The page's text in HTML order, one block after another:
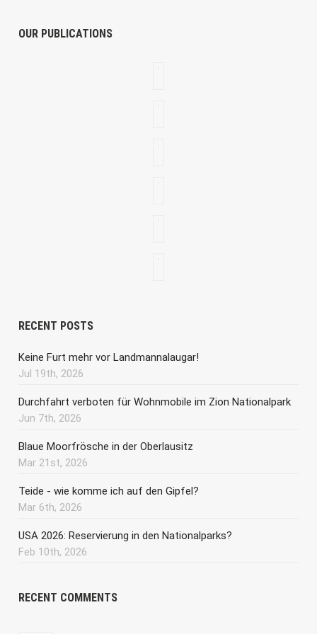
OUR PUBLICATIONS
RECENT POSTS
Keine Furt mehr vor Landmannalaugar!
Jul 19th, 2026
Durchfahrt verboten für Wohnmobile im Zion Nationalpark
Jun 7th, 2026
Blaue Moorfrösche in der Oberlausitz
Mar 21st, 2026
Teide - wie komme ich auf den Gipfel?
Mar 6th, 2026
USA 2026: Reservierung in den Nationalparks?
Feb 10th, 2026
RECENT COMMENTS